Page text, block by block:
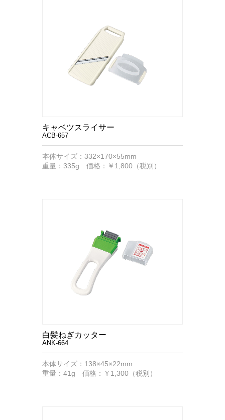
キャベツスライサー
ACB-657
本体サイズ：332×170×55mm
重量：335g 価格：￥1,800（税別）
白髪ねぎカッター
ANK-664
本体サイズ：138×45×22mm
重量：41g 価格：￥1,300（税別）